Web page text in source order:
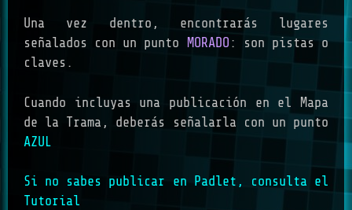
Una vez dentro, encontrarás lugares
señalados con un punto
MORADO : son pistas o
claves.
Cuando incluyas una publicación en el Mapa
de la Trama, deberás señalarla con un punto
AZUL
Si no sabes publicar en Padlet, consulta el
Tutorial